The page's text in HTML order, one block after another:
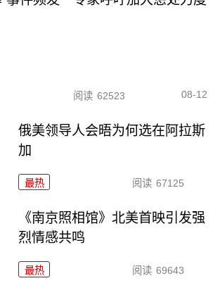
阅读 62523 08-12
俄美领导人会晤为何选在阿拉斯
加
最热 阅读 67125
《南京照相馆》北美首映引发强
烈情感共鸣
最热 阅读 69643